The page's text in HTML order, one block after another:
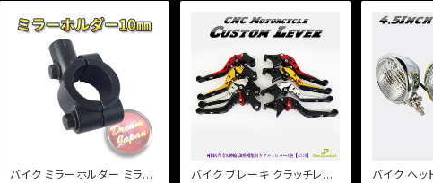
バイク ミラーホルダー ミラー
バイク ブレーキ クラッチレバ
バイク ヘッ